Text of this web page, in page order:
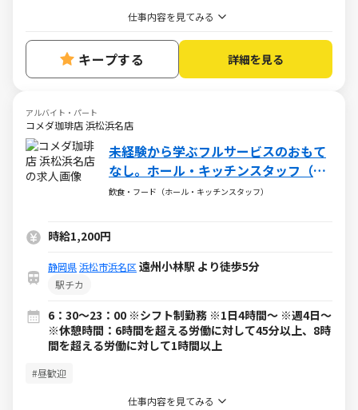
仕事内容を見てみる
キープする 詳細を見る
アルバイト・パート
コメダ珈琲店 浜松浜名店
未経験から学ぶフルサービスのおもて
なし。ホール・キッチンスタッフ（ア
ルバイト・パート）求人
飲食・フード（ホール・キッチンスタッフ）
時給1,200円
静岡県浜松市浜名区 遠州小林駅 より徒歩5分
駅チカ
6：30～23：00 ※シフト制勤務 ※1日4時間～ ※週4日～
※休憩時間：6時間を超える労働に対して45分以上、8時
間を超える労働に対して1時間以上
#昼歓迎
仕事内容を見てみる